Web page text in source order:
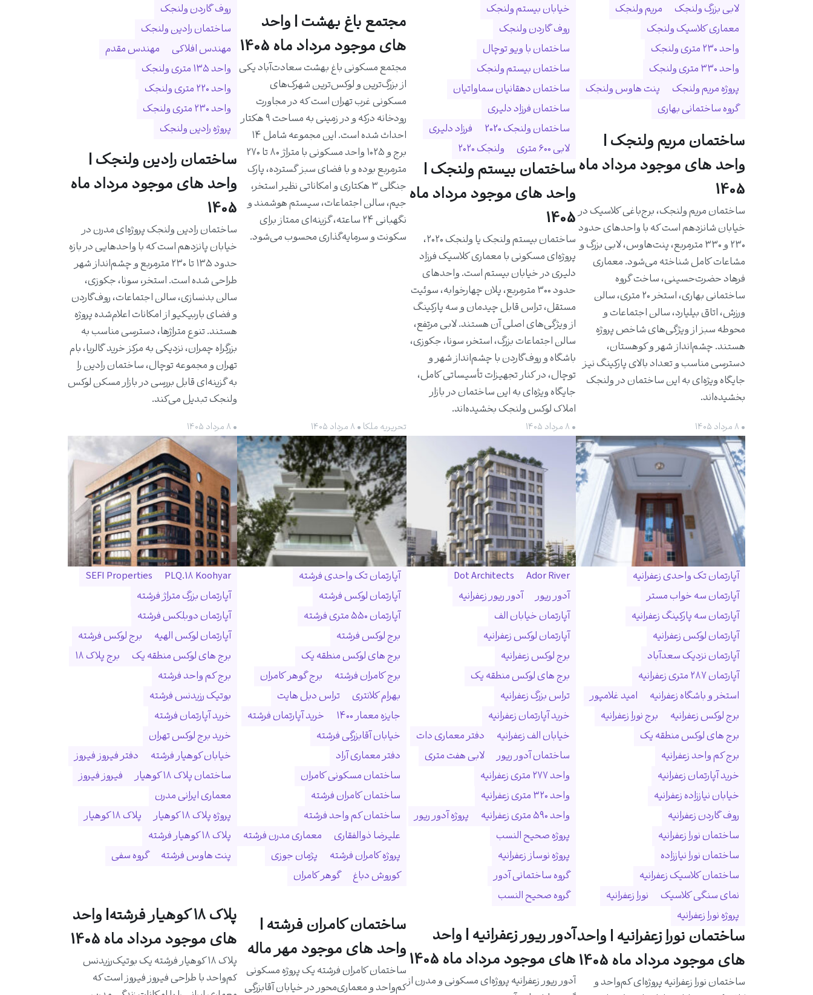
لابی بزرگ ولنجک
مریم ولنجک
معماری کلاسیک ولنجک
واحد ۲۳۰ متری ولنجک
واحد ۳۳۰ متری ولنجک
پروژه مریم ولنجک
پنت هاوس ولنجک
گروه ساختمانی بهاری
ساختمان مریم ولنجک |
واحد های موجود مرداد ماه
1405
ساختمان مریم ولنجک، برج‌باغی کلاسیک در
خیابان شانزدهم است که با واحدهای حدود
۲۳۰ و ۳۳۰ مترمربع، پنت‌هاوس، لابی بزرگ و
مشاعات کامل شناخته می‌شود. معماری
فرهاد حضرت‌حسینی، ساخت گروه
ساختمانی بهاری، استخر ۲۰ متری، سالن
ورزش، اتاق بیلیارد، سالن اجتماعات و
محوطه سبز از ویژگی‌های شاخص پروژه
هستند. چشم‌انداز شهر و کوهستان،
دسترسی مناسب و تعداد بالای پارکینگ نیز
جایگاه ویژه‌ای به این ساختمان در ولنجک
بخشیده‌اند.
• ۸ مرداد ۱۴۰۵
خیابان بیستم ولنجک
روف گاردن ولنجک
ساختمان با ویو توچال
ساختمان بیستم ولنجک
ساختمان دهقانیان سماواتیان
ساختمان فرزاد دلیری
ساختمان ولنجک 2020
فرزاد دلیری
لابی ۶۰۰ متری
ولنجک ۲۰۲۰
ساختمان بیستم ولنجک |
واحد های موجود مرداد ماه
1405
ساختمان بیستم ولنجک یا ولنجک ۲۰۲۰،
پروژه‌ای مسکونی با معماری کلاسیک فرزاد
دلیری در خیابان بیستم است. واحدهای
حدود ۳۰۰ مترمربع، پلان چهارخوابه، سوئیت
مستقل، تراس قابل چیدمان و سه پارکینگ
از ویژگی‌های اصلی آن هستند. لابی مرتفع،
سالن اجتماعات بزرگ، استخر، سونا، جکوزی،
باشگاه و روف‌گاردن با چشم‌انداز شهر و
توچال، در کنار تجهیزات تأسیساتی کامل،
جایگاه ویژه‌ای به این ساختمان در بازار
املاک لوکس ولنجک بخشیده‌اند.
• ۸ مرداد ۱۴۰۵
مجتمع باغ بهشت | واحد
های موجود مرداد ماه 1405
مجتمع مسکونی باغ بهشت سعادت‌آباد یکی
از بزرگ‌ترین و لوکس‌ترین شهرک‌های
مسکونی غرب تهران است که در مجاورت
رودخانه درکه و در زمینی به مساحت ۹ هکتار
احداث شده است. این مجموعه شامل ۱۴
برج و ۱۰۲۵ واحد مسکونی با متراژ ۸۰ تا ۲۷۰
مترمربع بوده و با فضای سبز گسترده، پارک
جنگلی ۳ هکتاری و امکاناتی نظیر استخر،
جیم، سالن اجتماعات، سیستم هوشمند و
نگهبانی ۲۴ ساعته، گزینه‌ای ممتاز برای
سکونت و سرمایه‌گذاری محسوب می‌شود.
تحریریه ملکا • ۸ مرداد ۱۴۰۵
روف گاردن ولنجک
ساختمان رادین ولنجک
مهندس افلاکی
مهندس مقدم
واحد ۱۳۵ متری ولنجک
واحد ۲۲۰ متری ولنجک
واحد ۲۳۰ متری ولنجک
پروژه رادین ولنجک
ساختمان رادین ولنجک |
واحد های موجود مرداد ماه
1405
ساختمان رادین ولنجک پروژه‌ای مدرن در
خیابان پانزدهم است که با واحدهایی در بازه
حدود ۱۳۵ تا ۲۳۰ مترمربع و چشم‌انداز شهر
طراحی شده است. استخر، سونا، جکوزی،
سالن بدنسازی، سالن اجتماعات، روف‌گاردن
و فضای باربیکیو از امکانات اعلام‌شده پروژه
هستند. تنوع متراژها، دسترسی مناسب به
بزرگراه چمران، نزدیکی به مرکز خرید گالریا، بام
تهران و مجموعه توچال، ساختمان رادین را
به گزینه‌ای قابل بررسی در بازار مسکن لوکس
ولنجک تبدیل می‌کند.
• ۸ مرداد ۱۴۰۵
آپارتمان تک واحدی زعفرانیه
آپارتمان سه خواب مستر
آپارتمان سه پارکینگ زعفرانیه
آپارتمان لوکس زعفرانیه
آپارتمان نزدیک سعدآباد
آپارتمان ۲۸۷ متری زعفرانیه
استخر و باشگاه زعفرانیه
امید غلامپور
برج لوکس زعفرانیه
برج نورا زعفرانیه
برج های لوکس منطقه یک
برج کم واحد زعفرانیه
خرید آپارتمان زعفرانیه
خیابان نیاززاده زعفرانیه
روف گاردن زعفرانیه
ساختمان نورا زعفرانیه
ساختمان نورا نیاززاده
ساختمان کلاسیک زعفرانیه
نمای سنگی کلاسیک
نورا زعفرانیه
پروژه نورا زعفرانیه
ساختمان نورا زعفرانیه | واحد
های موجود مرداد ماه 1405
ساختمان نورا زعفرانیه پروژه‌ای کم‌واحد و
Ador River
Dot Architects
آدور ریور
آدور ریور زعفرانیه
آپارتمان خیابان الف
آپارتمان لوکس زعفرانیه
برج لوکس زعفرانیه
برج های لوکس منطقه یک
تراس بزرگ زعفرانیه
خرید آپارتمان زعفرانیه
خیابان الف زعفرانیه
دفتر معماری دات
ساختمان آدور ریور
لابی هفت متری
واحد ۲۷۷ متری زعفرانیه
واحد ۳۲۰ متری زعفرانیه
واحد ۵۹۰ متری زعفرانیه
پروژه آدور ریور
پروژه صحیح النسب
پروژه نوساز زعفرانیه
گروه ساختمانی آدور
گروه صحیح النسب
آدور ریور زعفرانیه | واحد
های موجود مرداد ماه 1405
آدور ریور زعفرانیه پروژه‌ای مسکونی و مدرن از
آپارتمان تک واحدی فرشته
آپارتمان لوکس فرشته
آپارتمان ۵۵۰ متری فرشته
برج لوکس فرشته
برج های لوکس منطقه یک
برج کامران فرشته
برج گوهر کامران
بهرام کلانتری
تراس دبل هایت
جایزه معمار ۱۴۰۰
خرید آپارتمان فرشته
خیابان آقابزرگی فرشته
دفتر معماری آراد
ساختمان مسکونی کامران
ساختمان کامران فرشته
ساختمان کم واحد فرشته
علیرضا ذوالفقاری
معماری مدرن فرشته
پروژه کامران فرشته
پژمان جوزی
کوروش دباغ
گوهر کامران
ساختمان کامران فرشته |
واحد های موجود مهر ماله
ساختمان کامران فرشته یک پروژه مسکونی
کم‌واحد و معماری‌محور در خیابان آقابزرگی
PLQ.18 Koohyar
SEFI Properties
آپارتمان بزرگ متراژ فرشته
آپارتمان دوبلکس فرشته
آپارتمان لوکس الهیه
برج لوکس فرشته
برج های لوکس منطقه یک
برج پلاک ۱۸
برج کم واحد فرشته
بوتیک رزیدنس فرشته
خرید آپارتمان فرشته
خرید برج لوکس تهران
خیابان کوهیار فرشته
دفتر فیروز فیروز
ساختمان پلاک ۱۸ کوهیار
فیروز فیروز
معماری ایرانی مدرن
پروژه پلاک ۱۸ کوهیار
پلاک ۱۸ کوهیار
پلاک ۱۸ کوهیار فرشته
پنت هاوس فرشته
گروه سفی
پلاک ۱۸ کوهیار فرشته| واحد
های موجود مرداد ماه 1405
پلاک ۱۸ کوهیار فرشته یک بوتیک‌رزیدنس
کم‌واحد با طراحی فیروز فیروز است که